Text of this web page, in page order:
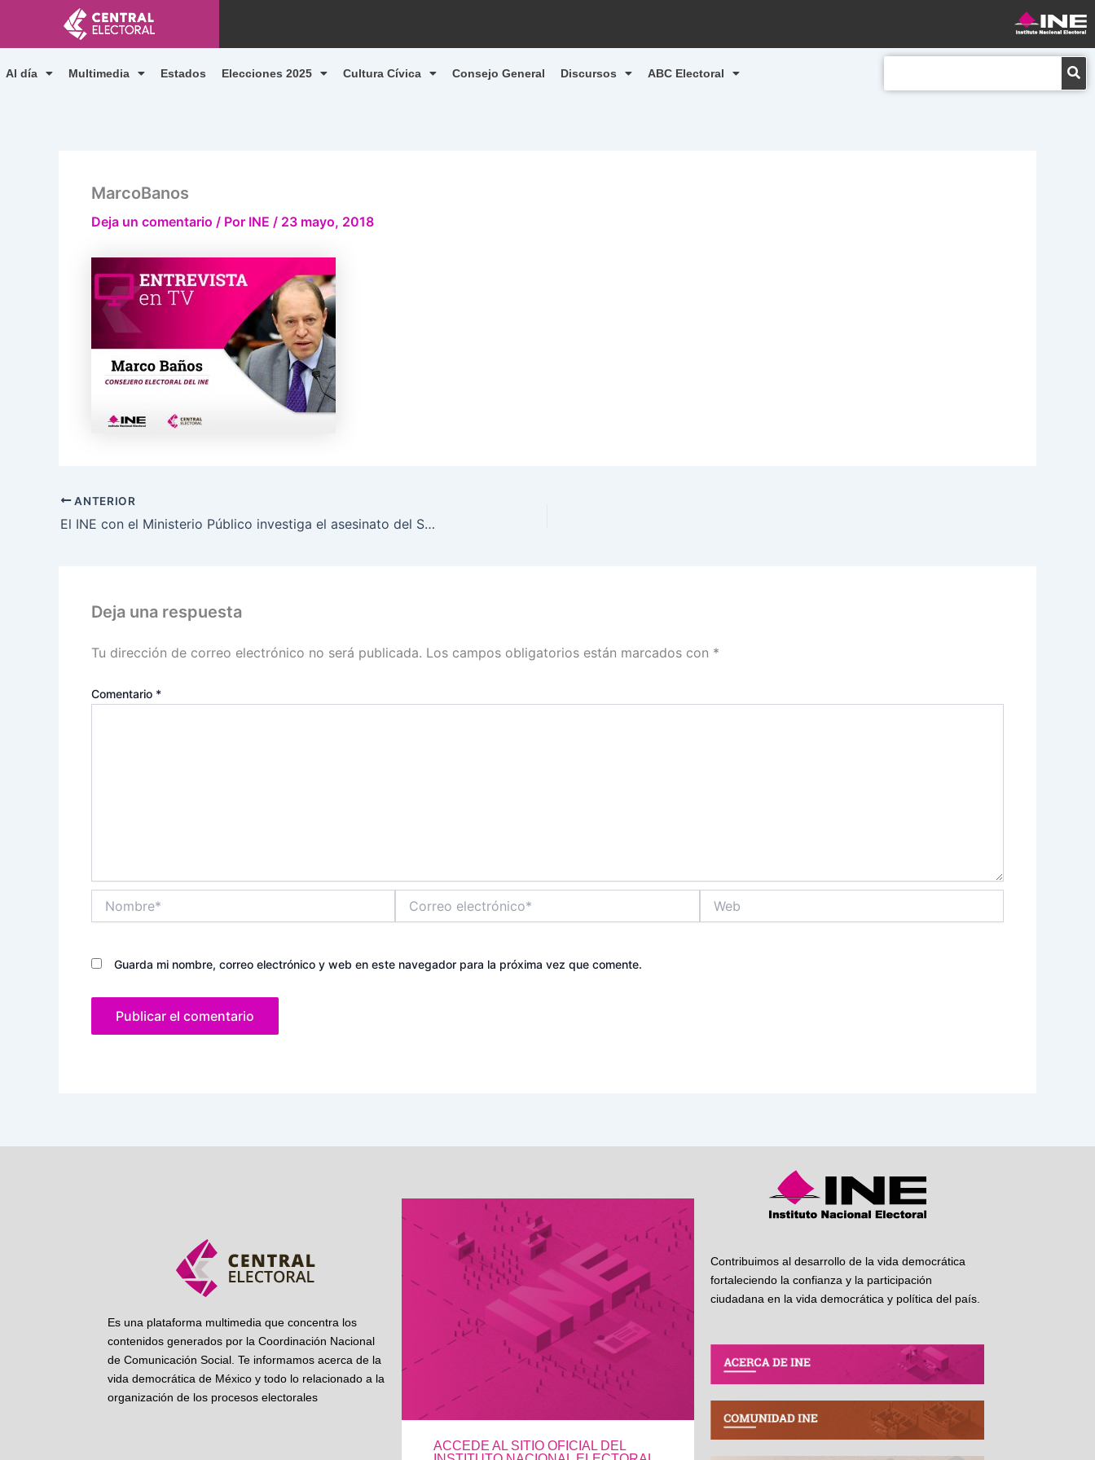
contenido
Al día Multimedia Estados Elecciones 2025 Cultura Cívica Consejo General Discursos ABC Electoral
MarcoBanos
Deja un comentario / Por INE / 23 mayo, 2018
ANTERIOR
El INE con el Ministerio Público investiga el asesinato del Supervisor Electoral: Baños con Martín Mendoza
Deja una respuesta
Tu dirección de correo electrónico no será publicada. Los campos obligatorios están marcados con *
Comentario *
electrónico*
Guarda mi nombre, correo electrónico y web en este navegador para la próxima vez que comente.
Es una plataforma multimedia que concentra los
contenidos generados por la Coordinación Nacional
de Comunicación Social. Te informamos acerca de la
vida democrática de México y todo lo relacionado a la
organización de los procesos electorales
ACCEDE AL SITIO OFICIAL DEL
Contribuimos al desarrollo de la vida democrática
fortaleciendo la confianza y la participación
ciudadana en la vida democrática y política del país.